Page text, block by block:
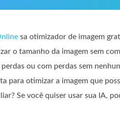
sa otimizador de imagem
o tamanho da imagem sem
ou com perdas sem
para otimizar a imagem que
Se você quiser usar sua IA,